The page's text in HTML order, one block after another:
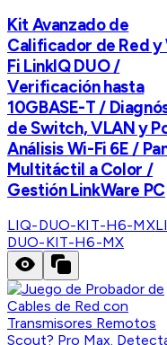
Kit Avanzado de
Calificador de Red y
Fi LinkIQ DUO /
Verificación hasta
10GBASE-T /
de Switch, VLAN y
Análisis Wi-Fi 6E /
Multitáctil a Color /
Gestión LinkWare PC
LIQ-DUO-KIT-H6-MX
DUO-KIT-H6-MX